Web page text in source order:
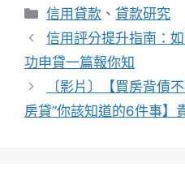
分
類
信用貸款 、貸款研究
信用評分提升指南：
功申貸一篇報你知
〔影片〕【買房背債
房貸”你該知道的6件事】